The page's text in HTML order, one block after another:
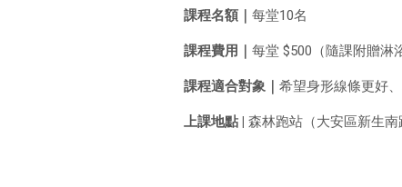
課程名額｜ 每堂10名
課程費用｜ 每堂 $500（隨課附贈淋
課程適合對象｜ 希望身形線條更好
上課地點 | 森林跑站（大安區新生南